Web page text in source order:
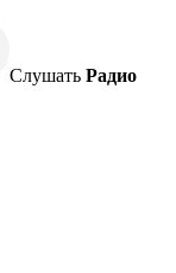
Слушать Радио